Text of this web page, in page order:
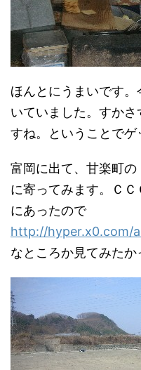
ほんとにうまいです
いていました。すか
すね。ということでゲ
富岡に出て、甘楽町の
に寄ってみます。Ｃ
にあったので
http://hyper.x0.com/
なところか見てみたか